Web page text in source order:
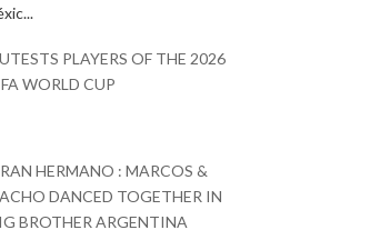
PLAYERS OF THE 2026
WORLD CUP
HERMANO : MARCOS &
DANCED TOGETHER IN
BROTHER ARGENTINA